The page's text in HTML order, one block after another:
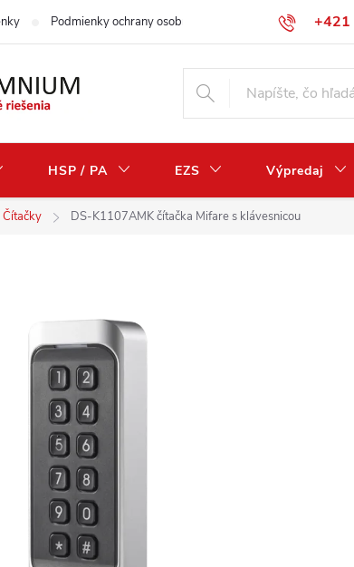
+421
Podmienky ochrany osobných údajov Odstúpenie
HSP / PA EZS Výpredaj
Čítačky DS-K1107AMK čítačka Mifare s klávesnicou